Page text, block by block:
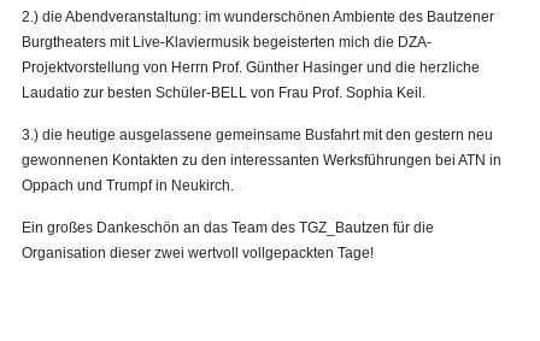
2.) die Abendveranstaltung: im wunderschönen Ambiente des Bautzener
Burgtheaters mit Live-Klaviermusik begeisterten mich die DZA-
Projektvorstellung von Herrn Prof. Günther Hasinger und die herzliche
Laudatio zur besten Schüler-BELL von Frau Prof. Sophia Keil.
3.) die heutige ausgelassene gemeinsame Busfahrt mit den gestern neu
gewonnenen Kontakten zu den interessanten Werksführungen bei ATN in
Oppach und Trumpf in Neukirch.
Ein großes Dankeschön an das Team des TGZ_Bautzen für die
Organisation dieser zwei wertvoll vollgepackten Tage!